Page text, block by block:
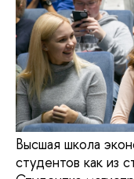
Высшая школа
студентов как из